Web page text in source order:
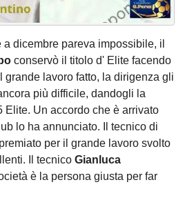
dicembre pareva impossibile, il
conservò il titolo d' Elite facendo
grande lavoro fatto, la dirigenza gli
più difficile, dandogli la
Elite. Un accordo che è arrivato
lo ha annunciato. Il tecnico di
per il grande lavoro svolto
Il tecnico Gianluca
è la persona giusta per far